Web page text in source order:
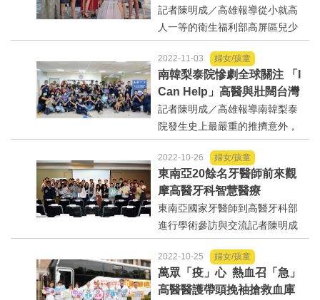
記者陳明成／高雄報導從小就高
人一等的衛生福利部高屏區兒少
保護區域醫療整合中心個案管理
師李盈盈（右二），不只是擁有1
74公分的高挑身材，就讀高雄醫
學大學心理系時更以第1名成績提
早畢業。在學...
2022-11-03 婦女/孩童
南韓梨泰院慘劇全球關注 「I
Can Help」高醫與壯闊台灣
聯盟訓練民眾災難應變能力
記者陳明成／高雄報導南韓梨泰
院發生史上最嚴重的推擠意外，
造成至少156人死亡的悲劇，震驚
全世界。當你發生災難意外的當
下，該如何自救?高雄醫學大學附
設中和紀念醫院(以下簡稱高醫)與
壯...
2022-10-26 婦女/孩童
東南亞20餘名牙醫師前來觀
摩高醫牙科智慧醫療
東南亞國家牙醫師到高醫牙科部
進行學術參訪與交流記者陳明成
／高雄報導高雄醫學大學附設中
和紀念醫院牙科部在後疫情時
代，建構以病人為中心之牙科智
慧醫療照護服務，吸引了20多名
2022-10-25 婦女/孩童
萬眾「疫」心 熱血召「急」
高醫醫護帶頭挽袖搶救血庫